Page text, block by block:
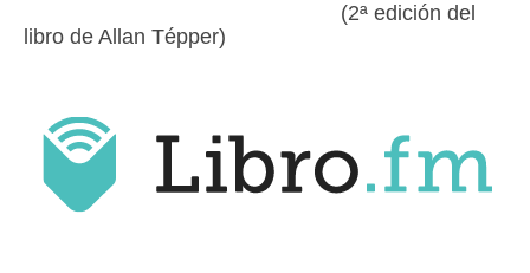
(2ª edición del
libro de Allan Tépper)